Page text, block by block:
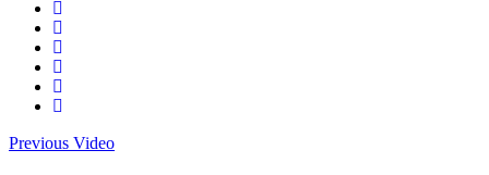
Previous Video